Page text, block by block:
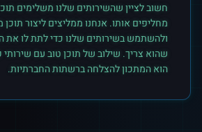
חשוב לציין שהשירותים שלנו משלימים
מחליפים אותו. אנחנו ממליצים ליצור תוכן
ולהשתמש בשירותים שלנו כדי לתת לו את
שהוא צריך. שילוב של תוכן טוב עם שירותי
הוא המתכון להצלחה ברשתות החברתיות.